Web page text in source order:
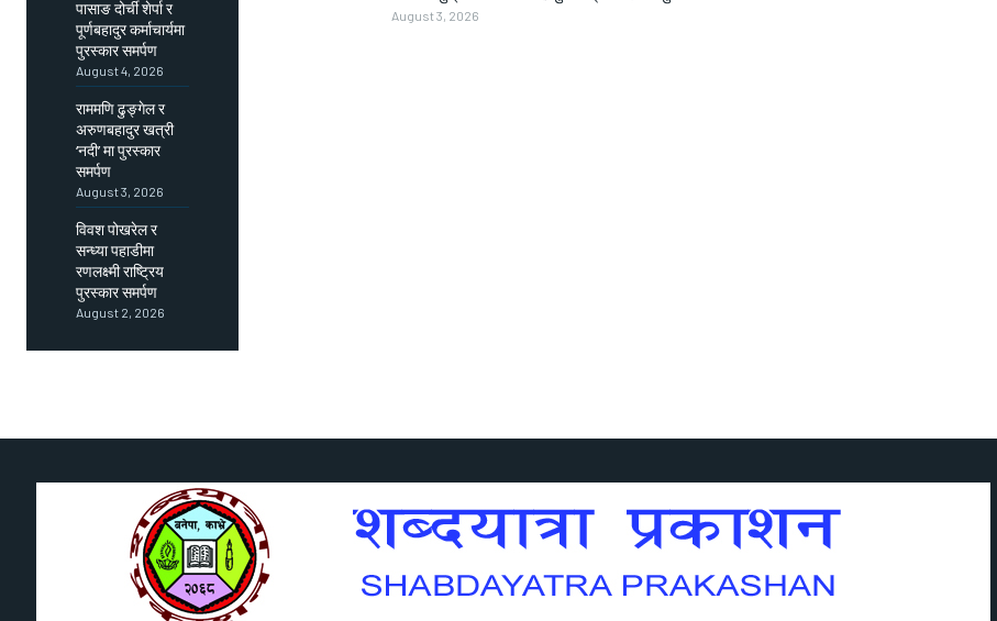
पासाङ दोर्ची शेर्पा र
पूर्णबहादुर कर्माचार्यमा
पुरस्कार समर्पण
August 4, 2026
राममणि ढुङ्गेल र
अरुणबहादुर खत्री
‘नदी’ मा पुरस्कार
समर्पण
August 3, 2026
विवश पोखरेल र
सन्ध्या पहाडीमा
रणलक्ष्मी राष्ट्रिय
पुरस्कार समर्पण
August 2, 2026
August 3, 2026